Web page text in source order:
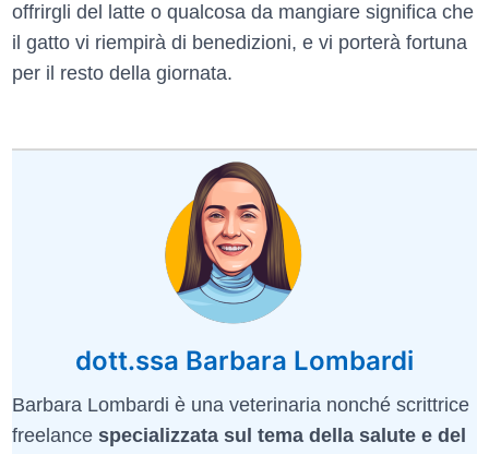
offrirgli del latte o qualcosa da mangiare significa che
il gatto vi riempirà di benedizioni, e vi porterà fortuna
per il resto della giornata.
dott.ssa Barbara Lombardi
Barbara Lombardi è una veterinaria nonché scrittrice
freelance specializzata sul tema della salute e del